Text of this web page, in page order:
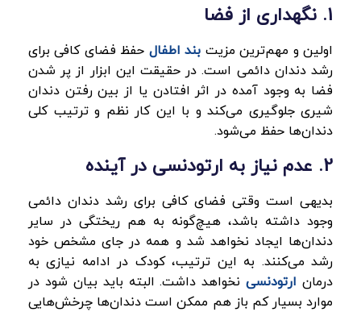
1. نگهداری از فضا
اولین و مهم‌ترین مزیت بند اطفال حفظ فضای کافی برای
رشد دندان دائمی است. در حقیقت این ابزار از پر شدن
فضا به وجود آمده در اثر افتادن یا از بین رفتن دندان
شیری جلوگیری می‌کند و با این کار نظم و ترتیب کلی
دندان‌ها حفظ می‌شود.
2. عدم نیاز به ارتودنسی در آینده
بدیهی است وقتی فضای کافی برای رشد دندان دائمی
وجود داشته باشد، هیچ‌گونه به هم ریختگی در سایر
دندان‌ها ایجاد نخواهد شد و همه در جای مشخص خود
رشد می‌کنند. به این ترتیب، کودک در ادامه نیازی به
درمان ارتودنسینخواهد داشت. البته باید بیان شود در
موارد بسیار کم باز هم ممکن است دندان‌ها چرخش‌هایی